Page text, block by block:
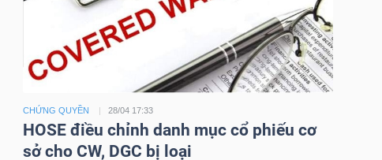
CHỨNG QUYỀN 28/04 17:33
HOSE điều chỉnh danh mục cổ phiếu cơ
sở cho CW, DGC bị loại